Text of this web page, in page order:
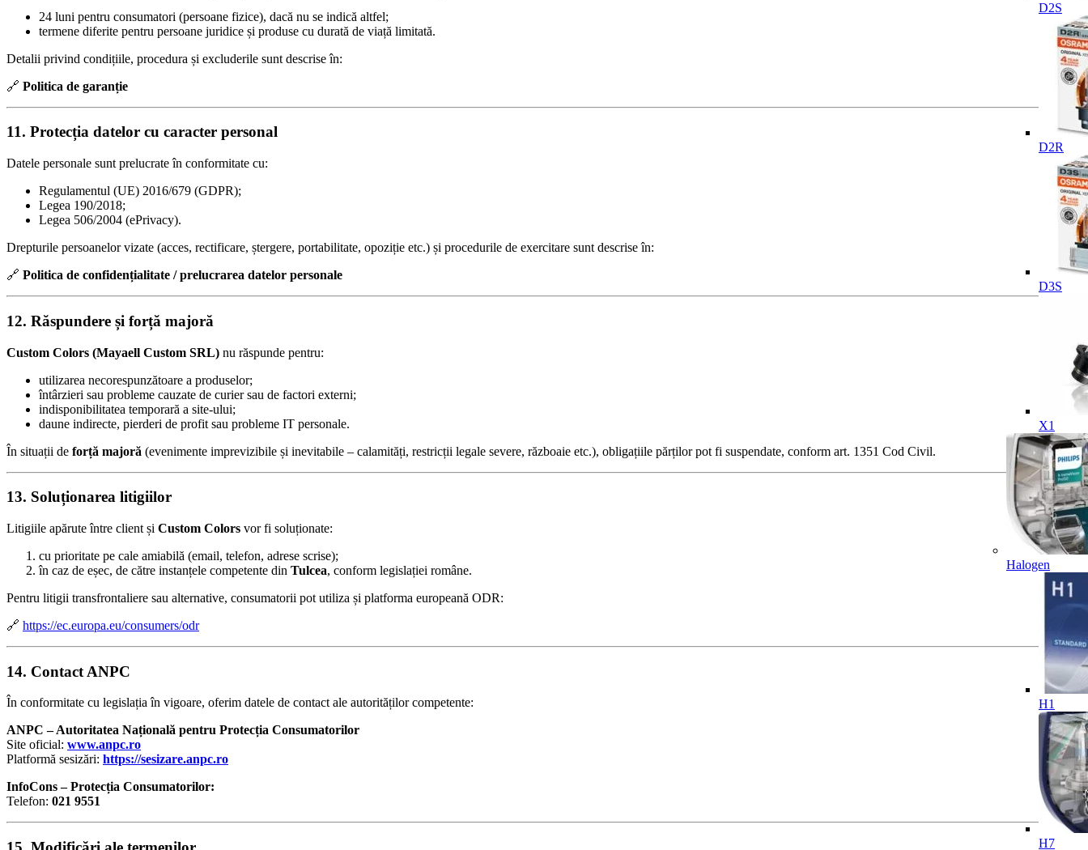
D2S
D2R
D3S
X1
Halogen
H1
H7
24 luni pentru consumatori (persoane fizice), dacă nu se indică altfel;
termene diferite pentru persoane juridice și produse cu durată de viață limitată.
Detalii privind condițiile, procedura și excluderile sunt descrise în:
🔗 Politica de garanție
11. Protecția datelor cu caracter personal
Datele personale sunt prelucrate în conformitate cu:
Regulamentul (UE) 2016/679 (GDPR);
Legea 190/2018;
Legea 506/2004 (ePrivacy).
Drepturile persoanelor vizate (acces, rectificare, ștergere, portabilitate, opoziție etc.) și procedurile de exercitare sunt descrise în:
🔗 Politica de confidențialitate / prelucrarea datelor personale
12. Răspundere și forță majoră
Custom Colors (Mayaell Custom SRL) nu răspunde pentru:
utilizarea necorespunzătoare a produselor;
întârzieri sau probleme cauzate de curier sau de factori externi;
indisponibilitatea temporară a site-ului;
daune indirecte, pierderi de profit sau probleme IT personale.
În situații de forță majoră (evenimente imprevizibile și inevitabile – calamități, restricții legale severe, războaie etc.), obligațiile părților pot fi suspendate, conform art. 1351 Cod Civil.
13. Soluționarea litigiilor
Litigiile apărute între client și Custom Colors vor fi soluționate:
cu prioritate pe cale amiabilă (email, telefon, adrese scrise);
în caz de eșec, de către instanțele competente din Tulcea, conform legislației române.
Pentru litigii transfrontaliere sau alternative, consumatorii pot utiliza și platforma europeană ODR:
🔗 https://ec.europa.eu/consumers/odr
14. Contact ANPC
În conformitate cu legislația în vigoare, oferim datele de contact ale autorităților competente:
ANPC – Autoritatea Națională pentru Protecția Consumatorilor
Site oficial: www.anpc.ro
Platformă sesizări: https://sesizare.anpc.ro
InfoCons – Protecția Consumatorilor:
Telefon: 021 9551